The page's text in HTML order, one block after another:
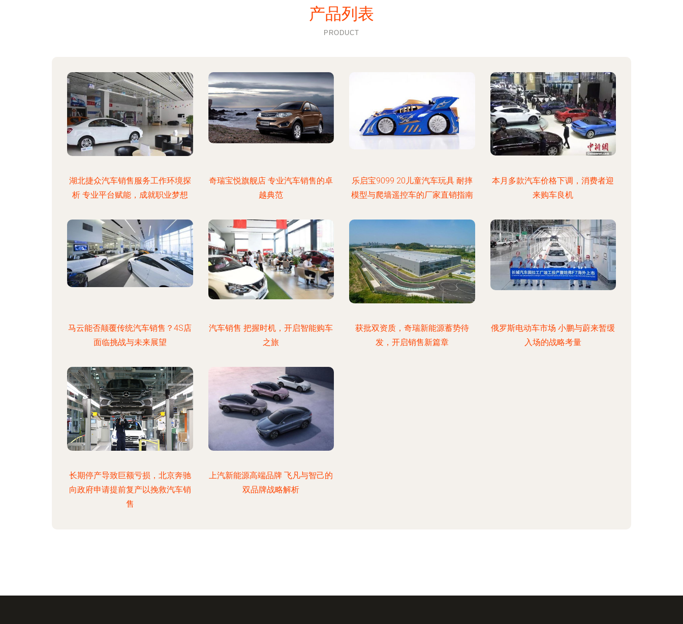
产品列表
PRODUCT
湖北捷众汽车销售服务工作环境探
析 专业平台赋能，成就职业梦想
奇瑞宝悦旗舰店 专业汽车销售的卓
越典范
乐启宝9099 20儿童汽车玩具 耐摔
模型与爬墙遥控车的厂家直销指南
本月多款汽车价格下调，消费者迎
来购车良机
马云能否颠覆传统汽车销售？4S店
面临挑战与未来展望
汽车销售 把握时机，开启智能购车
之旅
获批双资质，奇瑞新能源蓄势待
发，开启销售新篇章
俄罗斯电动车市场 小鹏与蔚来暂缓
入场的战略考量
长期停产导致巨额亏损，北京奔驰
向政府申请提前复产以挽救汽车销
售
上汽新能源高端品牌 飞凡与智己的
双品牌战略解析